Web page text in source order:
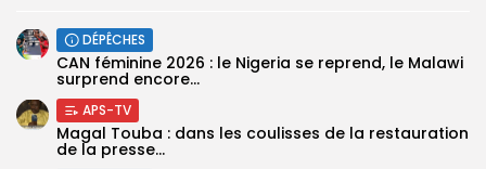
DÉPÊCHES
‎CAN féminine 2026 : le Nigeria se reprend, le Malawi
surprend encore...
APS-TV
Magal Touba : dans les coulisses de la restauration
de la presse...